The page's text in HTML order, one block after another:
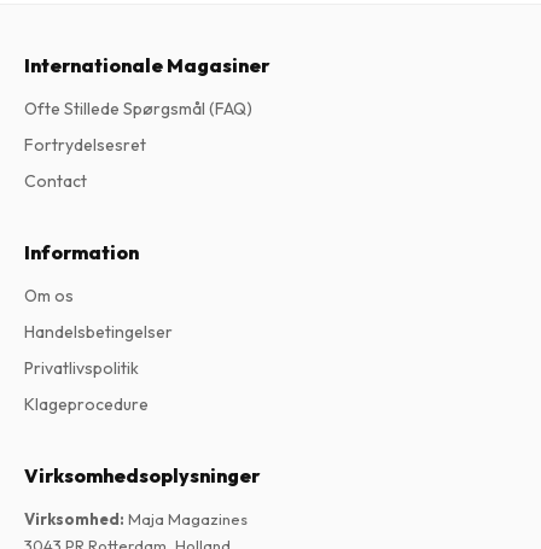
Internationale Magasiner
Ofte Stillede Spørgsmål (FAQ)
Fortrydelsesret
Contact
Information
Om os
Handelsbetingelser
Privatlivspolitik
Klageprocedure
Virksomhedsoplysninger
Virksomhed: Maja Magazines